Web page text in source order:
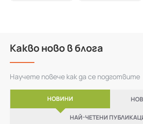
Какво ново в блога
Научете повече как да се подготвите
НОВИНИ
НАЙ-ЧЕТЕНИ